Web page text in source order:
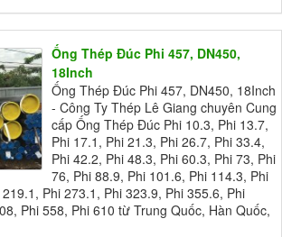
Ống Thép Đúc Phi 457, DN450,
18Inch
Ống Thép Đúc Phi 457, DN450, 18Inch
- Công Ty Thép Lê Giang chuyên Cung
cấp Ống Thép Đúc Phi 10.3, Phi 13.7,
Phi 17.1, Phi 21.3, Phi 26.7, Phi 33.4,
Phi 42.2, Phi 48.3, Phi 60.3, Phi 73, Phi
76, Phi 88.9, Phi 101.6, Phi 114.3, Phi
Phi 273.1, Phi 323.9, Phi 355.6, Phi
Phi 558, Phi 610 từ Trung Quốc, Hàn Quốc,